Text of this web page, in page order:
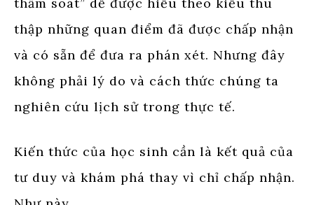
thập những quan điểm đã được chấp nhận
và có sẵn để đưa ra phán xét. Nhưng đây
không phải lý do và cách thức chúng ta
nghiên cứu lịch sử trong thực tế.
Kiến thức của học sinh cần là kết quả của
tư duy và khám phá thay vì chỉ chấp nhận.